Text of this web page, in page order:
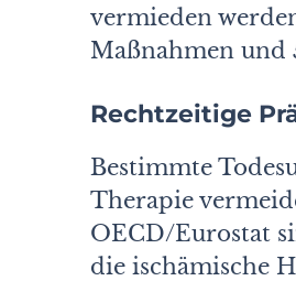
vermieden
Maßnahmen
Rechtzeitige
Bestimmte
Therapie
OECD/Eurostat
die ischämische